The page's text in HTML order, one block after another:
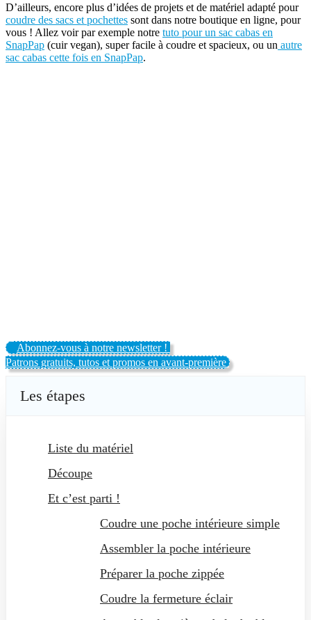
D’ailleurs, encore plus d’idées de projets et de matériel adapté pour
coudre des sacs et pochettes sont dans notre boutique en ligne, pour
vous ! Allez voir par exemple notre tuto pour un sac cabas en
SnapPap (cuir vegan), super facile à coudre et spacieux, ou un autre
sac cabas cette fois en SnapPap.
Abonnez-vous à notre newsletter !
Patrons gratuits, tutos et promos en avant-première
Les étapes
Liste du matériel
Découpe
Et c’est parti !
Coudre une poche intérieure simple
Assembler la poche intérieure
Préparer la poche zippée
Coudre la fermeture éclair